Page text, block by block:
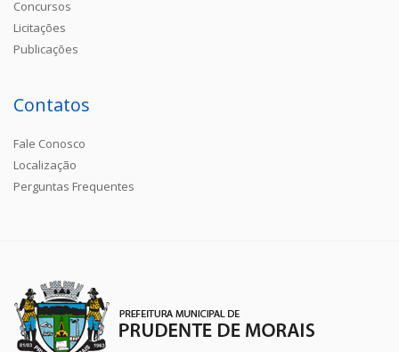
Concursos
Licitações
Publicações
Contatos
Fale Conosco
Localização
Perguntas Frequentes